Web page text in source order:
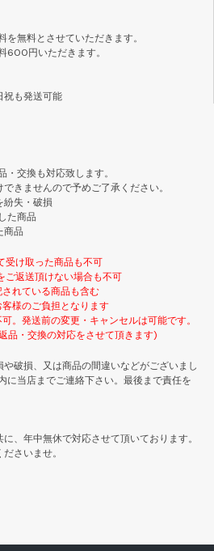
無料とさせていただきます。
600円いただきます。
祝も発送可能
・交換も対応致します。
きませんので予めご了承ください。
紛失・破損
た商品
商品
受け取った商品も不可
ご返送頂けない場合も不可
れている商品も含む
様のご負担となります
。発送前の変更・キャンセルは可能です。
品・交換の対応をさせて頂きます)
破損、又は商品の間違いなどがございまし
に当店までご連絡下さい。最後まで責任を
、年中無休で対応させて頂いております。
さいませ。